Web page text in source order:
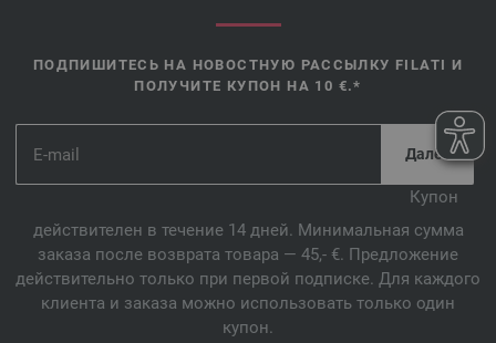
ПОДПИШИТЕСЬ НА НОВОСТНУЮ РАССЫЛКУ FILATI И
ПОЛУЧИТЕ КУПОН НА 10 €.*
*
Купон
действителен в течение 14 дней. Минимальная сумма
заказа после возврата товара — 45,- €. Предложение
действительно только при первой подписке. Для каждого
клиента и заказа можно использовать только один
купон.